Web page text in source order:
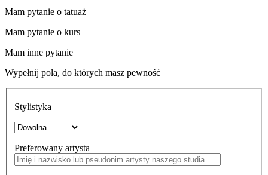
Mam pytanie o tatuaż
Mam pytanie o kurs
Mam inne pytanie
Wypełnij pola, do których masz pewność
Stylistyka
Preferowany artysta